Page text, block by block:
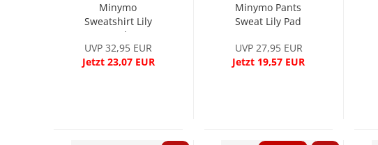
Minymo
Sweatshirt Lily
Pad
UVP 32,95 EUR
Jetzt 23,07 EUR
Minymo Pants
Sweat Lily Pad
UVP 27,95 EUR
Jetzt 19,57 EUR